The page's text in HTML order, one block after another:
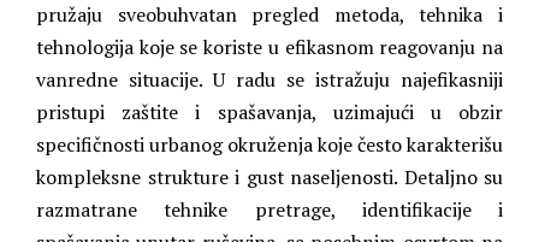
pružaju sveobuhvatan pregled metoda, tehnika i
tehnologija koje se koriste u efikasnom reagovanju na
vanredne situacije. U radu se istražuju najefikasniji
pristupi zaštite i spašavanja, uzimajući u obzir
specifičnosti urbanog okruženja koje često karakterišu
kompleksne strukture i gust naseljenosti. Detaljno su
razmatrane tehnike pretrage, identifikacije i